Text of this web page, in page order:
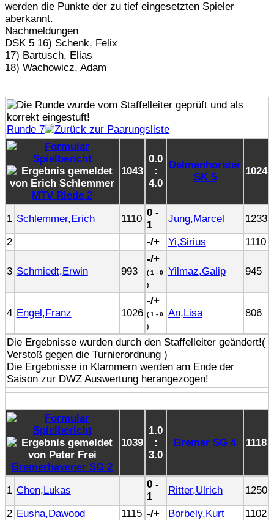
werden die Punkte der zu tief eingesetzten Spieler
aberkannt.
Nachmeldungen
DSK 5 16) Schenk, Felix
17) Bartusch, Elias
18) Wachowicz, Adam
Runde 7
MTV Riede 2
1043
0.0
:
4.0
Delmenhorster
SK 5
1024
1 Schlemmer,Erich 1110
0 -
1
Jung,Marcel
1233
2
-/+ Yi,Sirius 1110
3 Schmiedt,Erwin 993
-/+
( 1 - 0
)
Yilmaz,Galip 945
4 Engel,Franz 1026
-/+
( 1 - 0
)
An,Lisa 806
Die Ergebnisse wurden durch den Staffelleiter geändert!(
Verstoß gegen die Turnierordnung )
Die Ergebnisse in Klammern werden am Ende der
Saison zur DWZ Auswertung herangezogen!
Bremerhavener SG 2
1039
1.0
:
3.0
Bremer SG 4 1118
1 Chen,Lukas
0 -
1
Ritter,Ulrich
1250
2 Eusha,Dawood 1115 -/+ Borbely,Kurt
1102